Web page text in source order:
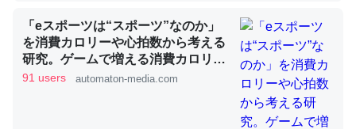
論文では「淡水はカルシウムも酸素も不足してて両方に不
「eスポーツは“スポーツ”なのか」
を消費カロリーや心拍数から考える
研究。ゲームで増える消費カロリー
は、1時間で大体ちくわ1本分 -
91 users automaton-media.com